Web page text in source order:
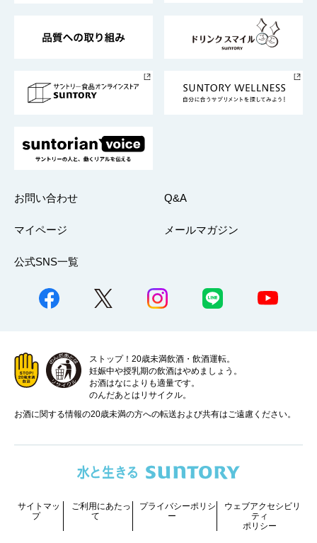
採用情報
お問い合わせ Q&A
マイページ メールマガジン
公式SNS一覧
ストップ！20歳未満飲酒・飲酒運転。
妊娠中や授乳期の飲酒はやめましょう。
お酒はなによりも適量です。
のんだあとはリサイクル。
お酒に関する情報の20歳未満の方への転送および共有はご遠慮ください。
サイトマッ
プ
ご利用にあたっ
て
プライバシーポリシ
ー
ウェブアクセシビリ
ティ
ポリシー